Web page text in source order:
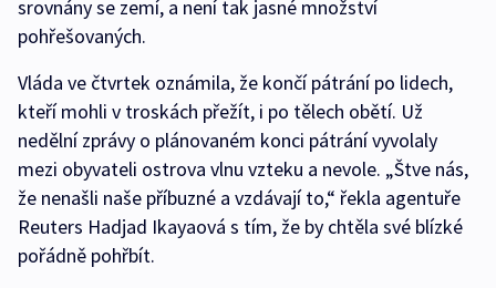
srovnány se zemí, a není tak jasné množství
pohřešovaných.
Vláda ve čtvrtek oznámila, že končí pátrání po lidech,
kteří mohli v troskách přežít, i po tělech obětí. Už
nedělní zprávy o plánovaném konci pátrání vyvolaly
mezi obyvateli ostrova vlnu vzteku a nevole. „Štve nás,
že nenašli naše příbuzné a vzdávají to,“ řekla agentuře
Reuters Hadjad Ikayaová s tím, že by chtěla své blízké
pořádně pohřbít.